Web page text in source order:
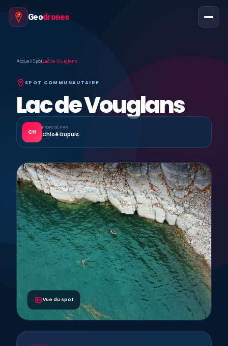
Geodrones
Accueil SpotLac de Vouglans
SPOT COMMUNAUTAIRE
Lac de Vouglans
CH
PROPOSÉ PAR
Chloé Dupuis
Vue du spot